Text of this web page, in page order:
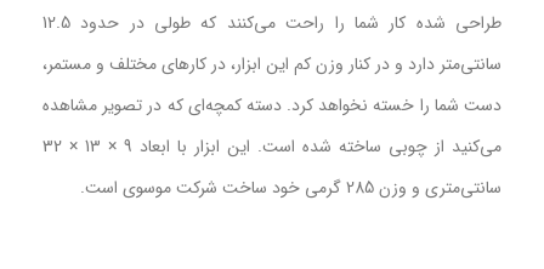
طراحی شده کار شما را راحت می‌کنند که طولی در حدود 12.5
سانتی‌متر دارد و در کنار وزن کم این ابزار، در کارهای مختلف و مستمر،
دست شما را خسته نخواهد کرد. دسته کمچه‌ای که در تصویر مشاهده
می‌کنید از چوبی ساخته شده است. این ابزار با ابعاد 9 × 13 × 32
سانتی‌متری و وزن 285 گرمی خود ساخت شرکت موسوی است.